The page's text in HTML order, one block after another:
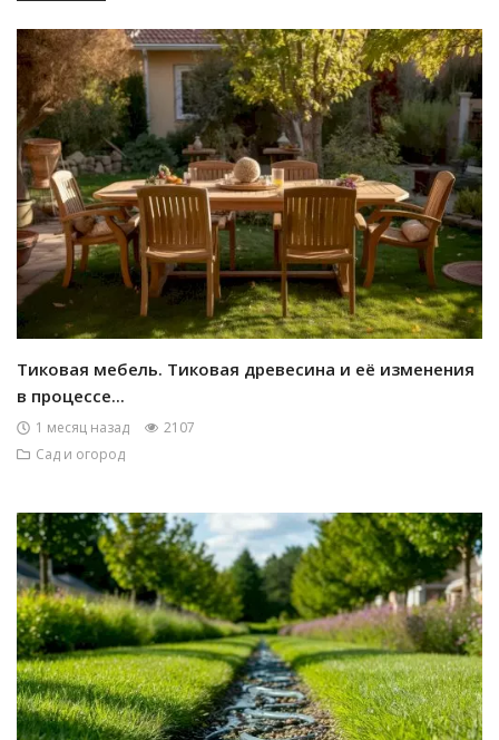
Тиковая мебель. Тиковая древесина и её изменения
в процессе...
1 месяц назад
2107
Сад и огород